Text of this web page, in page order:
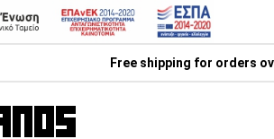
Free shipping for orders